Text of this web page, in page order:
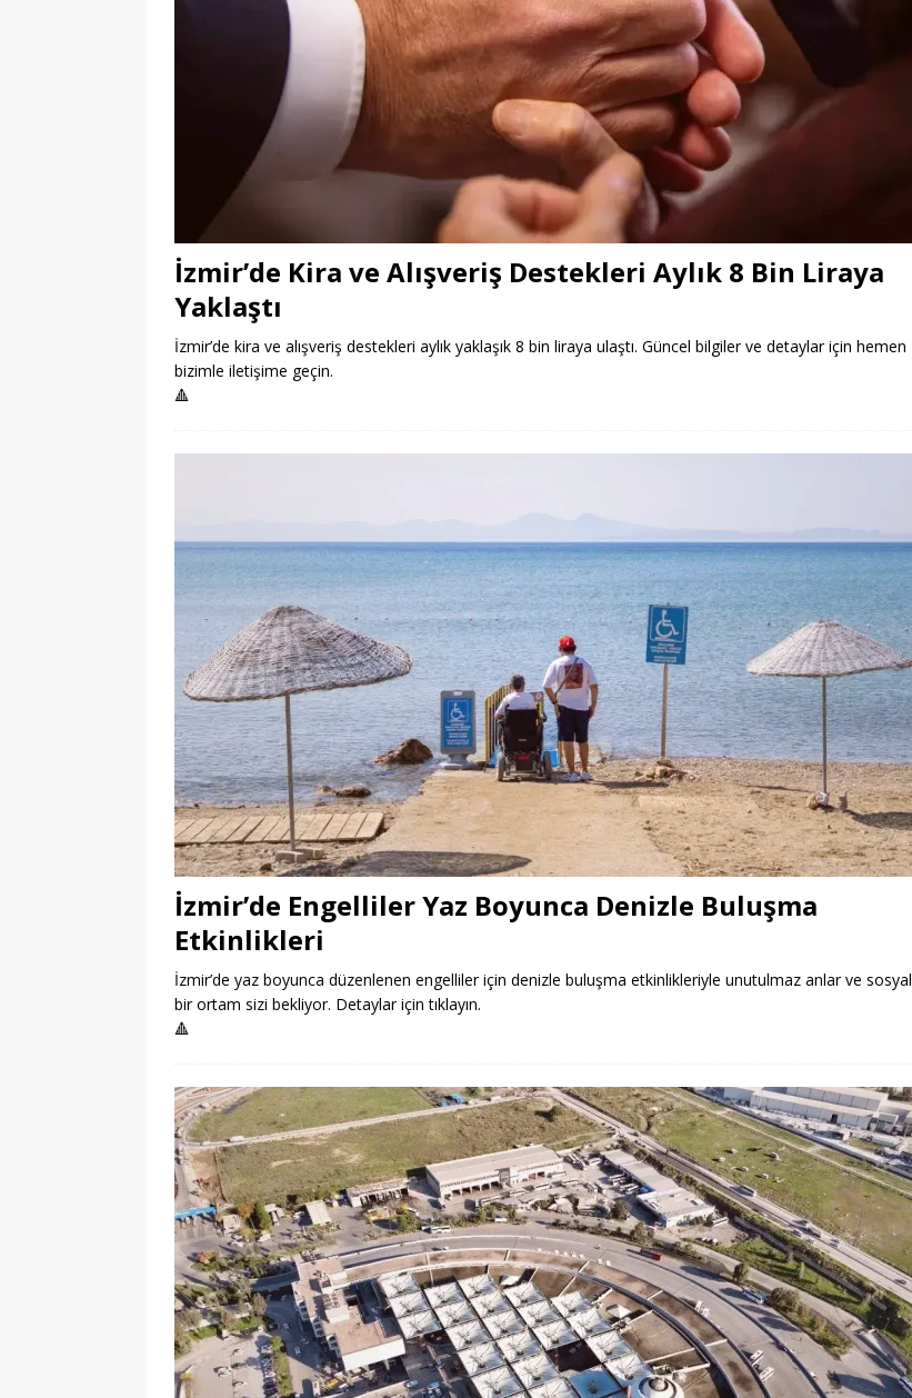
İzmir’de Kira ve Alışveriş Destekleri Aylık 8 Bin Liraya
Yaklaştı
İzmir’de kira ve alışveriş destekleri aylık yaklaşık 8 bin liraya ulaştı. Güncel bilgiler ve detaylar için hemen
bizimle iletişime geçin.
🔺
İzmir’de Engelliler Yaz Boyunca Denizle Buluşma
Etkinlikleri
İzmir’de yaz boyunca düzenlenen engelliler için denizle buluşma etkinlikleriyle unutulmaz anlar ve sosyal
bir ortam sizi bekliyor. Detaylar için tıklayın.
🔺